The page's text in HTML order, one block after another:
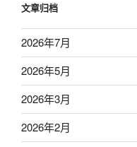
文章归档
2026年7月
2026年5月
2026年3月
2026年2月